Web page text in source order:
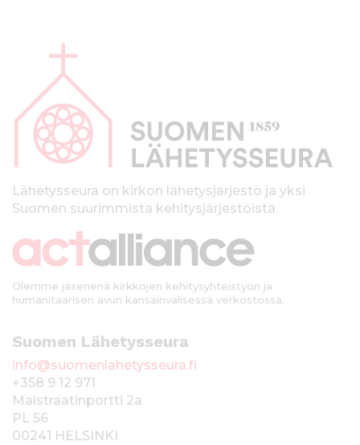
p
kLähetysseura on kirkon lähetysjärjestö ja yksi
Suomen suurimmista kehitysjärjestöistä.
Olemme jäsenenä kirkkojen kehitysyhteistyön ja
humanitaarisen avun kansainvälisessä verkostossa.
Suomen Lähetysseura
info@suomenlahetysseura.fi
+358 9 12 971
Maistraatinportti 2a
PL 56
00241 HELSINKI